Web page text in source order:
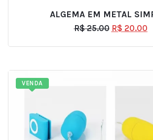
ALGEMA EM METAL
R$25.00 R$ 20.00
VENDA